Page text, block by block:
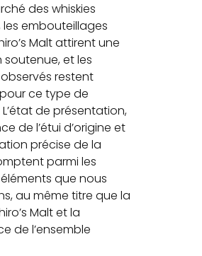
des whiskies
embouteillages
Malt attirent une
et les
restent
ce type de
de présentation,
de l’étui d’origine et
précise de la
parmi les
que nous
au même titre que la
Malt et la
de l’ensemble